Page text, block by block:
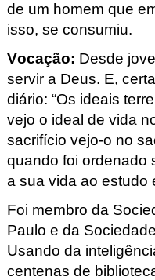
de um homem que
isso, se consumiu.
Vocação: Desde
servir a Deus. E,
diário: “Os ideais
vejo o ideal de vida
sacrifício vejo-o no
quando foi ordenado
a sua vida ao estudo
Foi membro da
Paulo e da
Usando da
centenas de